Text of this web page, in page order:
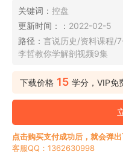
关键词： 控盘
更新时间：： 2022-02-5
路径： 言说历史/资料课程/
李哲教你学解剖视频9集
下载价格 15 学分，VIP免
点击购买支付成功后，就会弹
客服QQ：1362630998